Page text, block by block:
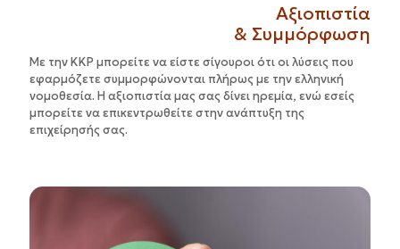
Αξιοπιστία
& Συμμόρφωση
Με την KKP μπορείτε να είστε σίγουροι ότι οι λύσεις που
εφαρμόζετε συμμορφώνονται πλήρως με την ελληνική
νομοθεσία. Η αξιοπιστία μας σας δίνει ηρεμία, ενώ εσείς
μπορείτε να επικεντρωθείτε στην ανάπτυξη της
επιχείρησής σας.